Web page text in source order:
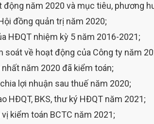
động năm 2020 và mục tiêu, phương
đồng quản trị năm 2020;
HĐQT nhiệm kỳ 5 năm 2016-2021;
soát về hoạt động của Công ty năm
năm 2020 đã kiểm toán;
lợi nhuận sau thuế năm 2020;
HĐQT, BKS, thư ký HĐQT năm 2021;
kiểm toán BCTC năm 2021;